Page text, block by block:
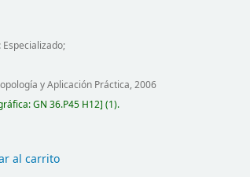
Especializado;
y Aplicación Práctica, 2006
GN 36.P45 H12 (1).
al carrito